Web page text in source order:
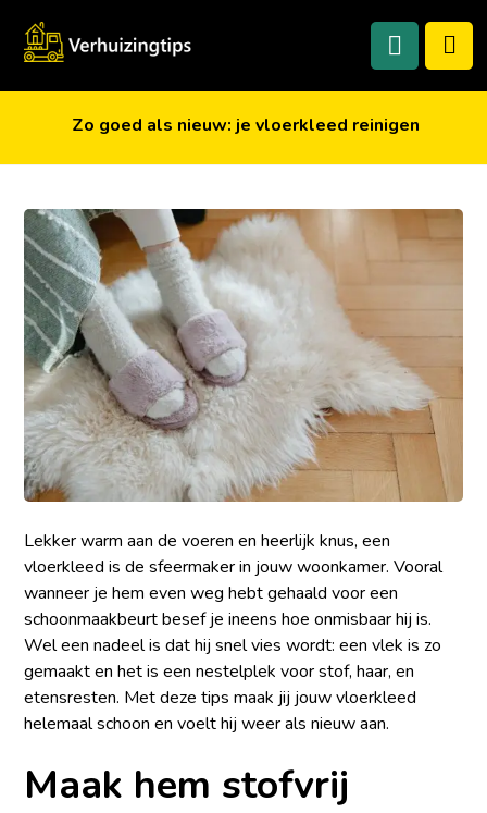
Zo goed als nieuw: je vloerkleed reinigen
Lekker warm aan de voeren en heerlijk knus, een
vloerkleed is de sfeermaker in jouw woonkamer. Vooral
wanneer je hem even weg hebt gehaald voor een
schoonmaakbeurt besef je ineens hoe onmisbaar hij is.
Wel een nadeel is dat hij snel vies wordt: een vlek is zo
gemaakt en het is een nestelplek voor stof, haar, en
etensresten. Met deze tips maak jij jouw vloerkleed
helemaal schoon en voelt hij weer als nieuw aan.
Maak hem stofvrij